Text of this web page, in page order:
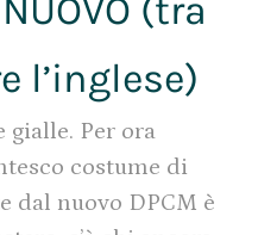
(tra
l’inglese)
gialle. Per ora
costume di
dal nuovo DPCM è